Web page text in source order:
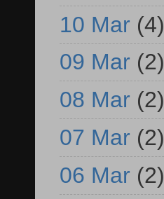
10 Mar (4)
09 Mar (2)
08 Mar (2)
07 Mar (2)
06 Mar (2)